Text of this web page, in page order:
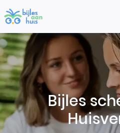
Bijles